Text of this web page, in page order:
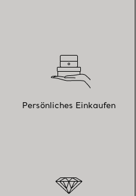
Persönliches Einkaufen